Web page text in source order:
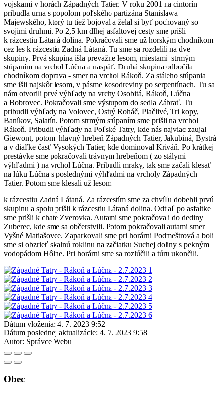
vojskami v horách Západných Tatier. V roku 2001 na cintorín
pribudla urna s popolom poľského partizána Stanislawa
Majewského, ktorý tu tiež bojoval a želal si byť pochovaný so
svojimi druhmi. Po 2,5 km dlhej asfaltovej cesty sme prišli
k rázcestiu Látaná dolina. Pokračovali sme už horským chodníkom
cez les k rázcestiu Zadná Látaná. Tu sme sa rozdelili na dve
skupiny. Prvá skupina išla prevažne lesom, miestami strmým
stúpaním na vrchol Lúčna a naspäť. Druhá skupina odbočila
chodníkom doprava - smer na vrchol Rákoň. Za stáleho stúpania
sme išli najskôr lesom, v pásme kosodreviny po serpentínach. Tu sa
nám otvorili prvé výhľady na vrchy Osobitá, Rákoň, Lúčna
a Bobrovec. Pokračovali sme výstupom do sedla Zábrať. Tu
pribudli výhľady na Volovec, Ostrý Roháč, Plačlivé, Tri kopy,
Baníkov, Salatín. Potom strmým stúpaním sme prišli na vrchol
Rákoň. Pribudli výhľady na Poľské Tatry, kde nás najviac zaujal
Giewont, potom hlavný hrebeň Západných Tatier, Jakubiná, Bystrá
a v diaľke časť Vysokých Tatier, kde dominoval Kriváň. Po krátkej
prestávke sme pokračovali trávnym hrebeňom ( zo stálymi
výhľadmi ) na vrchol Lúčna. Pribudli mraky, tak sme začali klesať
na lúku Lúčna s poslednými výhľadmi na vrcholy Západných
Tatier. Potom sme klesali už lesom
k rázcestiu Zadná Látaná. Za rázcestím sme za chvíľu dobehli prvú
skupinu a spolu prišli k rázcestiu Látaná dolina. Odtiaľ po asfaltke
sme prišli k chate Zverovka. Autami sme pokračovali do dediny
Zuberec, kde sme sa občerstvili. Potom pokračovali autami smer
Vyšné Matiašovce. Zaparkovali sme pri horárni Podmeštrová a boli
sme si obzrieť skalnú roklinu na začiatku Suchej doliny s pekným
vodopádom Hôlne. Pri horárni sme sa rozlúčili a túru ukončili.
Dátum vloženia: 4. 7. 2023 9:52
Dátum poslednej aktualizácie: 4. 7. 2023 9:58
Autor: Správce Webu
Obec